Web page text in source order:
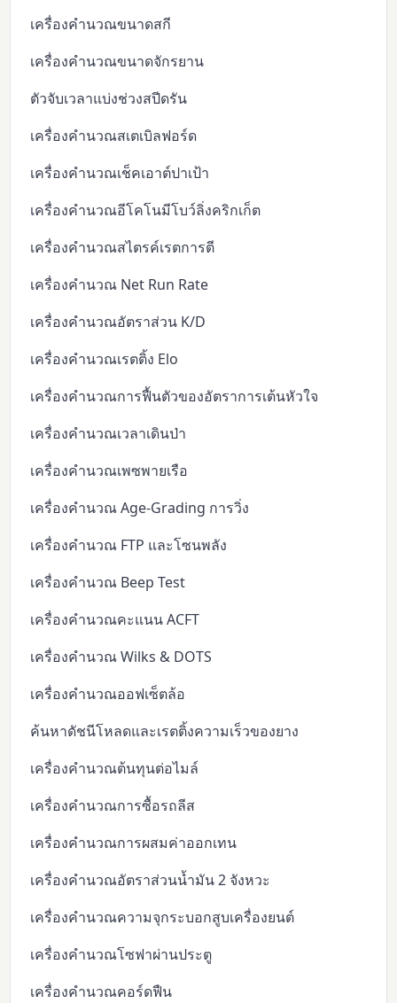
เครื่องคำนวณขนาดสกี
เครื่องคำนวณขนาดจักรยาน
ตัวจับเวลาแบ่งช่วงสปีดรัน
เครื่องคำนวณสเตเบิลฟอร์ด
เครื่องคำนวณเช็คเอาต์ปาเป้า
เครื่องคำนวณอีโคโนมีโบว์ลิ่งคริกเก็ต
เครื่องคำนวณสไตรค์เรตการตี
เครื่องคำนวณ Net Run Rate
เครื่องคำนวณอัตราส่วน K/D
เครื่องคำนวณเรตติ้ง Elo
เครื่องคำนวณการฟื้นตัวของอัตราการเต้นหัวใจ
เครื่องคำนวณเวลาเดินป่า
เครื่องคำนวณเพซพายเรือ
เครื่องคำนวณ Age-Grading การวิ่ง
เครื่องคำนวณ FTP และโซนพลัง
เครื่องคำนวณ Beep Test
เครื่องคำนวณคะแนน ACFT
เครื่องคำนวณ Wilks & DOTS
เครื่องคำนวณออฟเซ็ตล้อ
ค้นหาดัชนีโหลดและเรตติ้งความเร็วของยาง
เครื่องคำนวณต้นทุนต่อไมล์
เครื่องคำนวณการซื้อรถลีส
เครื่องคำนวณการผสมค่าออกเทน
เครื่องคำนวณอัตราส่วนน้ำมัน 2 จังหวะ
เครื่องคำนวณความจุกระบอกสูบเครื่องยนต์
เครื่องคำนวณโซฟาผ่านประตู
เครื่องคำนวณคอร์ดฟืน